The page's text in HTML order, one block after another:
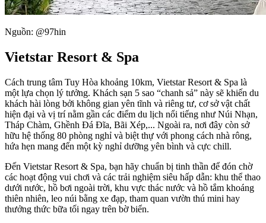
Nguồn: @97hin
Vietstar Resort & Spa
Cách trung tâm Tuy Hòa khoảng 10km, Vietstar Resort & Spa là
một lựa chọn lý tưởng. Khách sạn 5 sao “chanh sả” này sẽ khiến du
khách hài lòng bởi không gian yên tĩnh và riêng tư, cơ sở vật chất
hiện đại và vị trí nằm gần các điểm du lịch nổi tiếng như Núi Nhạn,
Tháp Chàm, Ghềnh Đá Đĩa, Bãi Xép,... Ngoài ra, nơi đây còn sở
hữu hệ thống 80 phòng nghỉ và biệt thự với phong cách nhà rông,
hứa hẹn mang đến một kỳ nghỉ dưỡng yên bình và cực chill.
Đến Vietstar Resort & Spa, bạn hãy chuẩn bị tinh thần để đón chờ
các hoạt động vui chơi và các trải nghiệm siêu hấp dẫn: khu thể thao
dưới nước, hồ bơi ngoài trời, khu vực thác nước và hồ tắm khoáng
thiên nhiên, leo núi bằng xe đạp, tham quan vườn thú mini hay
thưởng thức bữa tối ngay trên bờ biển.